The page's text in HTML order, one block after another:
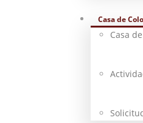
Casa de
Casa